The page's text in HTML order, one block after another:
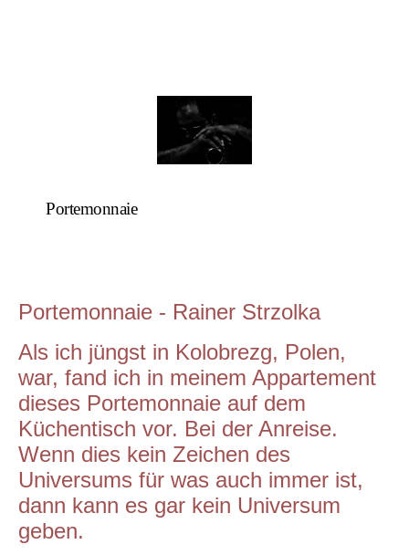
Portemonnaie
Portemonnaie - Rainer Strzolka
Als ich jüngst in Kolobrezg, Polen,
war, fand ich in meinem Appartement
dieses Portemonnaie auf dem
Küchentisch vor. Bei der Anreise.
Wenn dies kein Zeichen des
Universums für was auch immer ist,
dann kann es gar kein Universum
geben.